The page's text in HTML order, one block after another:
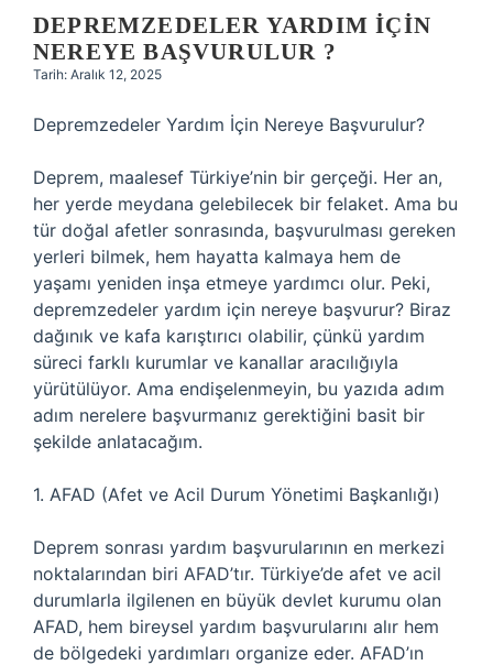
Hakkımızda
DEPREMZEDELER YARDIM IÇIN
NEREYE BAŞVURULUR ?
Tarih: Aralık 12, 2025
Depremzedeler Yardım İçin Nereye Başvurulur?
Deprem, maalesef Türkiye’nin bir gerçeği. Her an,
her yerde meydana gelebilecek bir felaket. Ama bu
tür doğal afetler sonrasında, başvurulması gereken
yerleri bilmek, hem hayatta kalmaya hem de
yaşamı yeniden inşa etmeye yardımcı olur. Peki,
depremzedeler yardım için nereye başvurur? Biraz
dağınık ve kafa karıştırıcı olabilir, çünkü yardım
süreci farklı kurumlar ve kanallar aracılığıyla
yürütülüyor. Ama endişelenmeyin, bu yazıda adım
adım nerelere başvurmanız gerektiğini basit bir
şekilde anlatacağım.
1. AFAD (Afet ve Acil Durum Yönetimi Başkanlığı)
Deprem sonrası yardım başvurularının en merkezi
noktalarından biri AFAD’tır. Türkiye’de afet ve acil
durumlarla ilgilenen en büyük devlet kurumu olan
AFAD, hem bireysel yardım başvurularını alır hem
de bölgedeki yardımları organize eder. AFAD’ın